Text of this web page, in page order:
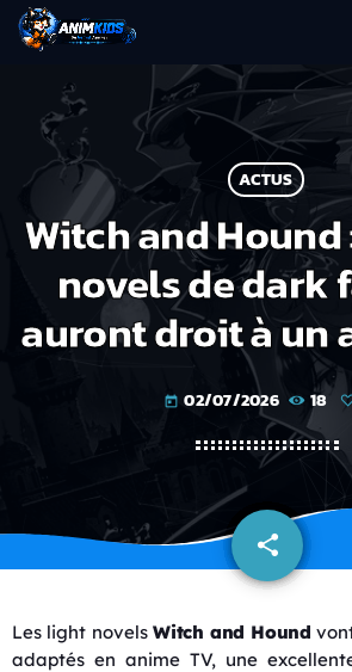
ACTUS
Witch and
novels de dark
auront droit à un
today 02/07/2026 18
share
email
Les light novelsWitch and Hound
adaptés en anime TV, une